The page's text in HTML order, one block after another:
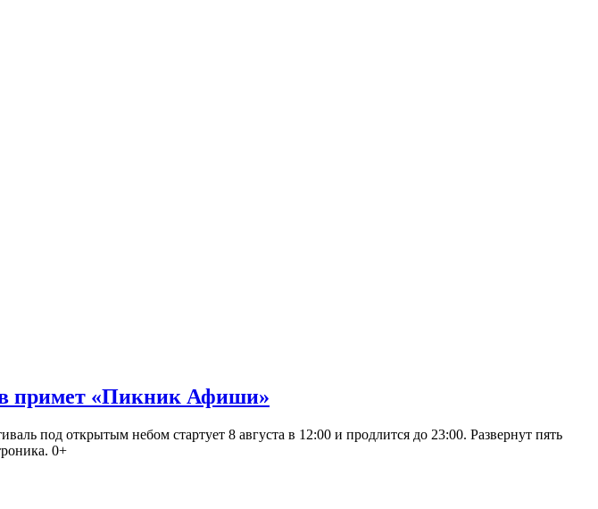
примет «Пикник Афиши»
под открытым небом стартует 8 августа в 12:00 и продлится до 23:00. Развернут пять
0+